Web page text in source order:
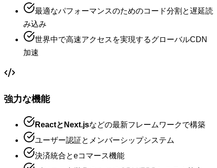
最適なパフォーマンスのためのコード分割と遅延読
み込み
世界中で高速アクセスを実現するグローバルCDN
加速
強力な機能
ReactとNext.jsなどの最新フレームワークで構築
ユーザー認証とメンバーシップシステム
決済統合とeコマース機能